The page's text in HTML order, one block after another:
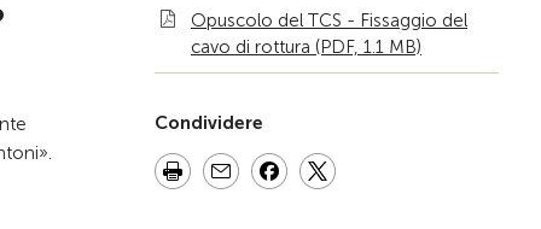
Opuscolo del TCS - Fissaggio del
cavo di rottura (PDF, 1.1 MB)
Condividere